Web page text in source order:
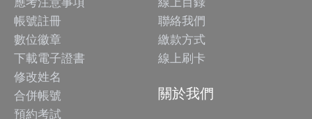
帳號註冊
數位徽章
下載電子證書
修改姓名
合併帳號
預約考試
聯絡我們
繳款方式
線上刷卡
關於我們